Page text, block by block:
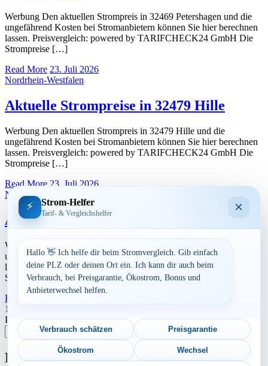
Werbung Den aktuellen Strompreis in 32469 Petershagen und die
ungefährend Kosten bei Stromanbietern können Sie hier berechnen
lassen. Preisvergleich: powered by TARIFCHECK24 GmbH Die
Strompreise […]
Read More 23. Juli 2026
Nordrhein-Westfalen
Aktuelle Strompreise in 32479 Hille
Werbung Den aktuellen Strompreis in 32479 Hille und die
ungefährend Kosten bei Stromanbietern können Sie hier berechnen
lassen. Preisvergleich: powered by TARIFCHECK24 GmbH Die
Strompreise […]
Read More 23. Juli 2026
Nordrhein-Westfalen
Aktuelle Strompreise in 32423 Minden
Werbung Den aktuellen Strompreis in 32423 Minden und die
ungefährend Kosten bei Stromanbietern können Sie hier berechnen
lassen. Preisvergleich: powered by TARIFCHECK24 GmbH Die
Strompreise […]
Read More
Seitennummerierung
der
Beiträge
1
Postleitzahl eingeben
Suchen
Neu berechnet
⚡ Strom-Helfer
Tarif- & Vergleichshelfer ×
Hallo 👋 Ich helfe dir beim Stromvergleich. Gib einfach
deine PLZ oder deinen Ort ein. Ich kann dir auch beim
Verbrauch, bei Preisgarantie, Ökostrom, Bonus und
Anbieterwechsel helfen.
Verbrauch schätzen Preisgarantie
Ökostrom Wechsel